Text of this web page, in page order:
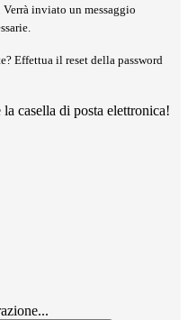
Verrà inviato un messaggio
Effettua il reset della password
casella di posta elettronica!